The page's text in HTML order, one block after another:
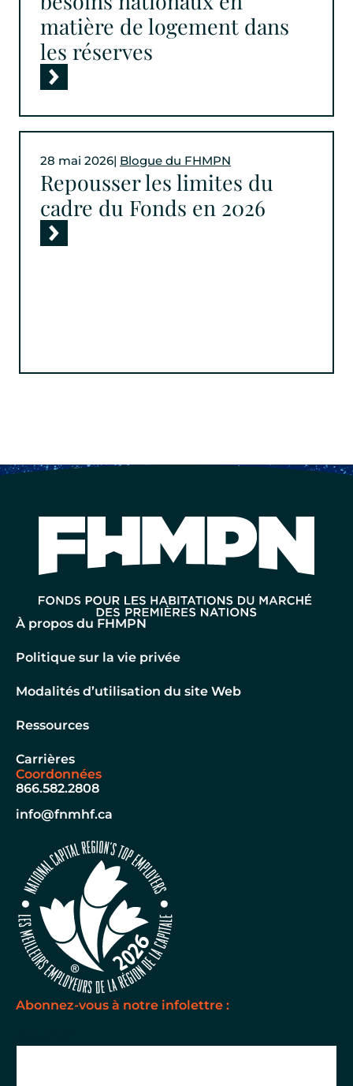
matière de logement dans
les réserves
28 mai 2026| Blogue du FHMPN
Repousser les limites du
cadre du Fonds en 2026
À propos du FHMPN
Politique sur la vie privée
Modalités d’utilisation du site Web
Ressources
Carrières
Coordonnées
866.582.2808
info@fnmhf.ca
Abonnez-vous à notre infolettre :